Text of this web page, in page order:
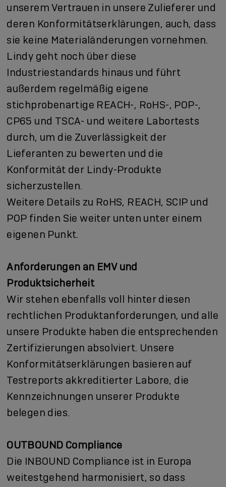
unserem Vertrauen in unsere Zulieferer und
deren Konformitätserklärungen, auch, dass
sie keine Materialänderungen vornehmen.
Lindy geht noch über diese
Industriestandards hinaus und führt
außerdem regelmäßig eigene
stichprobenartige REACH-, RoHS-, POP-,
CP65 und TSCA- und weitere Labortests
durch, um die Zuverlässigkeit der
Lieferanten zu bewerten und die
Konformität der Lindy-Produkte
sicherzustellen.
Weitere Details zu RoHS, REACH, SCIP und
POP finden Sie weiter unten unter einem
eigenen Punkt.
Anforderungen an EMV und
Produktsicherheit
Wir stehen ebenfalls voll hinter diesen
rechtlichen Produktanforderungen, und alle
unsere Produkte haben die entsprechenden
Zertifizierungen absolviert. Unsere
Konformitätserklärungen basieren auf
Testreports akkreditierter Labore, die
Kennzeichnungen unserer Produkte
belegen dies.
OUTBOUND Compliance
Die INBOUND Compliance ist in Europa
weitestgehend harmonisiert, so dass